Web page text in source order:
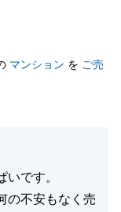
、引き続きど
マンション を ご売
です。
の不安もなく売